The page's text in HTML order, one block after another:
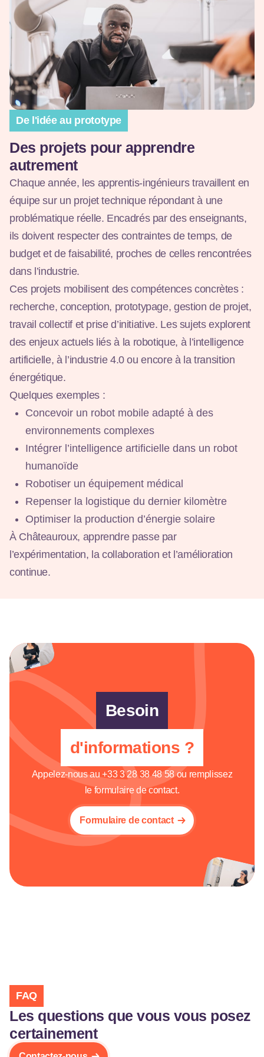
De l'idée au prototype
Des projets pour apprendre
autrement
Chaque année, les apprentis-ingénieurs travaillent en
équipe sur un projet technique répondant à une
problématique réelle. Encadrés par des enseignants,
ils doivent respecter des contraintes de temps, de
budget et de faisabilité, proches de celles rencontrées
dans l’industrie.
Ces projets mobilisent des compétences concrètes :
recherche, conception, prototypage, gestion de projet,
travail collectif et prise d’initiative. Les sujets explorent
des enjeux actuels liés à la robotique, à l’intelligence
artificielle, à l’industrie 4.0 ou encore à la transition
énergétique.
Quelques exemples :
Concevoir un robot mobile adapté à des
environnements complexes
Intégrer l’intelligence artificielle dans un robot
humanoïde
Robotiser un équipement médical
Repenser la logistique du dernier kilomètre
Optimiser la production d’énergie solaire
À Châteauroux, apprendre passe par
l’expérimentation, la collaboration et l’amélioration
continue.
Besoin
d'informations ?
Appelez-nous au+33 3 28 38 48 58ou remplissez
le formulaire de contact.
Formulaire de contact
FAQ
Les questions que vous vous posez
certainement